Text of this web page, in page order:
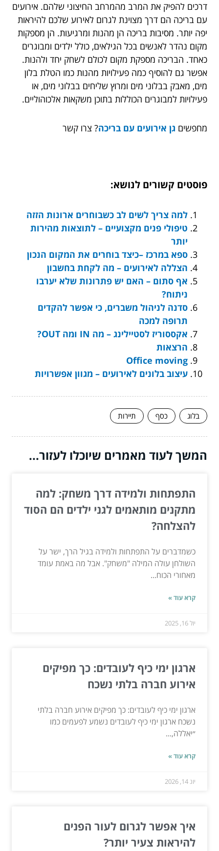
דרכים להפיק את המרב מהמרחב החיצוני שלהם. אירועים
עם בריכה הם דרך מצוינת לגרום לאירוע שלכם להיראות
יפה יותר. מסיבות בריכה הן מהנות ומרגיעות. הן מספקות
מקום נהדר לאנשים בכל הגילאים, כולל ילדים ומבוגרים
כאחד. הבריכה מספקת מקום לכולם לשחק יחד ולהנות.
אפשר גם להוסיף כמה פעילויות מהנות כמו הטלת בלון
מים, מאבק בבלוני מים ומרוץ שליחים בבלוני מים, או
פעילויות למבוגרים הכוללות בתוכן משקאות אלכוהוליים.
מחפשים גן אירועים עם בריכה? צרו קשר
פוסטים קשורים לנושא:
למה צריך לשים לב כשבוחרים ארונות הזזה
טיפולי פנים מקצועיים – לתוצאות מהירות
יותר
ספא במרכז –כיצד בוחרים את המקום הנכון
הצללה לאירועים – מה לקחת בחשבון
אף סתום – האם יש פתרונות שלא יערבו
ניתוח?
סדנה לניהול משברים, כי אפשר להקדים
תרופה למכה
אקססוריז לסטיילינג – מה IN ומה OUT?
הרצאות
Office moving
עיצוב בלונים לאירועים – מגוון אפשרויות
בלוג כסף תיירות
המשך לעוד מאמרים שיוכלו לעזור...
התפתחות ולמידה דרך משחק: למה
מתקנים מותאמים לגני ילדים הם הסוד
להצלחה?
כשמדברים על התפתחות ולמידה בגיל הרך, ישר על
השולחן עולה המילה "משחק". אבל מה באמת עומד
מאחורי הכוח...
קרא עוד »
יול 16, 2025
ארגון ימי כיף לעובדים: כך מפיקים
אירוע חברה בלתי נשכח
ארגון ימי כיף לעובדים: כך מפיקים אירוע חברה בלתי
נשכח ארגון ימי כיף לעובדים נשמע לפעמים כמו
״יאללה,...
קרא עוד »
יונ 14, 2026
איך אפשר לגרום לעור הפנים
להיראות צעיר יותר?